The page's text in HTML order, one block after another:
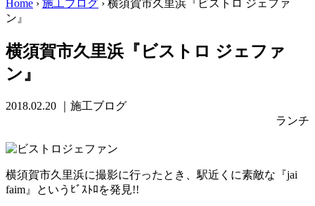
Home › 施工ブログ › 横須賀市久里浜『ビストロ ジェファ
ン』
横須賀市久里浜『ビストロ ジェファ
ン』
2018.02.20
｜施工ブログ
ランチ
横須賀市久里浜に撮影に行ったとき、駅近くに素敵な『jai
faim』というﾋﾞｽﾄﾛを発見!!